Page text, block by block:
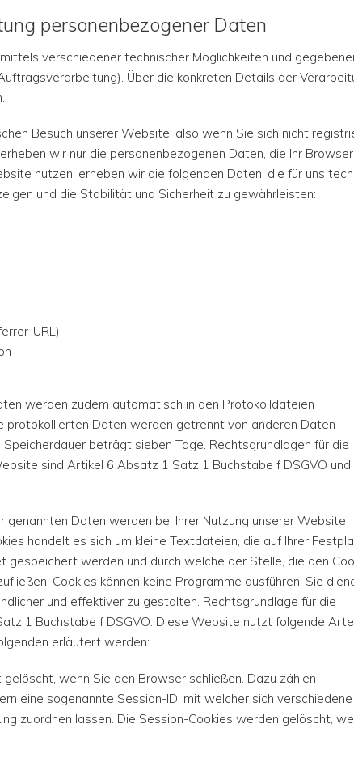
personenbezogener Daten
verschiedener technischer Möglichkeiten und
Über die konkreten Details der
Besuch unserer Website, also wenn Sie sich nicht
wir nur die personenbezogenen Daten, die Ihr
nutzen, erheben wir die folgenden Daten, die für uns
und die Stabilität und Sicherheit zu gewährleisten:
URL)
werden zudem automatisch in den Protokolldateien
protokollierten Daten werden getrennt von anderen Daten
beträgt sieben Tage. Rechtsgrundlagen für die
sind Artikel 6 Absatz 1 Satz 1 Buchstabe f DSGVO und
genannten Daten werden bei Ihrer Nutzung unserer Website
handelt es sich um kleine Textdateien, die auf Ihrer
werden und durch welche der Stelle, die den
Cookies können keine Programme ausführen. Sie
und effektiver zu gestalten. Rechtsgrundlage für die
1 Buchstabe f DSGVO. Diese Website nutzt folgende
erläutert werden:
wenn Sie den Browser schließen. Dazu zählen
eine sogenannte Session-ID, mit welcher sich verschiedene
zuordnen lassen. Die Session-Cookies werden gelöscht,